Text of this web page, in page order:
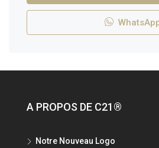
A PROPOS DE C21®
Notre Nouveau Logo